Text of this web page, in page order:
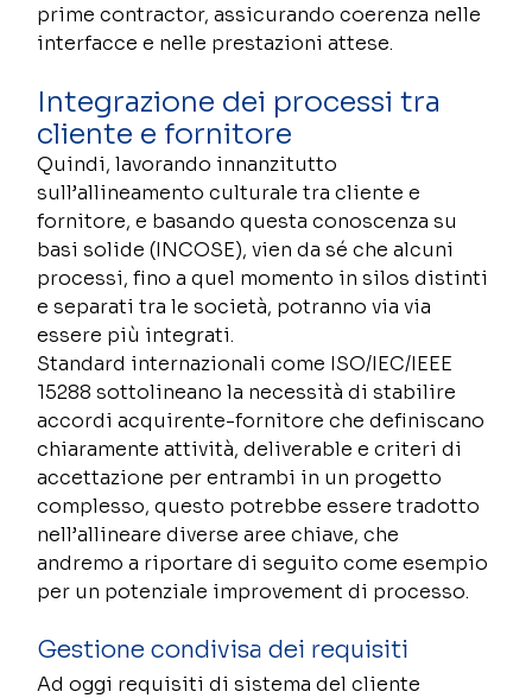
prime contractor, assicurando coerenza nelle
interfacce e nelle prestazioni attese.
Integrazione dei processi tra
cliente e fornitore
Quindi, lavorando innanzitutto
sull’allineamento culturale tra cliente e
fornitore, e basando questa conoscenza su
basi solide (INCOSE), vien da sé che alcuni
processi, fino a quel momento in silos distinti
e separati tra le società, potranno via via
essere più integrati.
Standard internazionali come ISO/IEC/IEEE
15288 sottolineano la necessità di stabilire
accordi acquirente-fornitore che definiscano
chiaramente attività, deliverable e criteri di
accettazione per entrambi in un progetto
complesso, questo potrebbe essere tradotto
nell’allineare diverse aree chiave, che
andremo a riportare di seguito come esempio
per un potenziale improvement di processo.
Gestione condivisa dei requisiti
Ad oggi requisiti di sistema del cliente